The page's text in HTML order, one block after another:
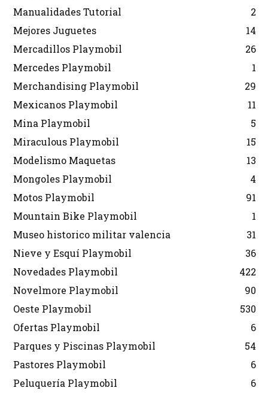
Manualidades Tutorial
2
Mejores Juguetes
14
Mercadillos Playmobil
26
Mercedes Playmobil
1
Merchandising Playmobil
29
Mexicanos Playmobil
11
Mina Playmobil
5
Miraculous Playmobil
15
Modelismo Maquetas
13
Mongoles Playmobil
4
Motos Playmobil
91
Mountain Bike Playmobil
1
Museo historico militar valencia
31
Nieve y Esquí Playmobil
36
Novedades Playmobil
422
Novelmore Playmobil
90
Oeste Playmobil
530
Ofertas Playmobil
6
Parques y Piscinas Playmobil
54
Pastores Playmobil
6
Peluquería Playmobil
6